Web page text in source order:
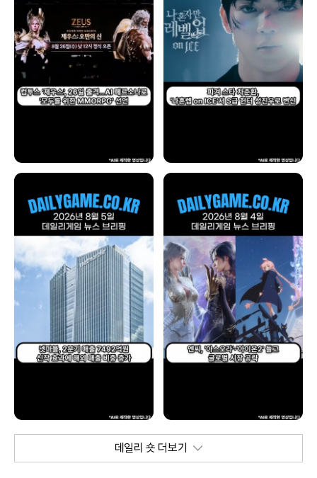
데일리 숏 더보기